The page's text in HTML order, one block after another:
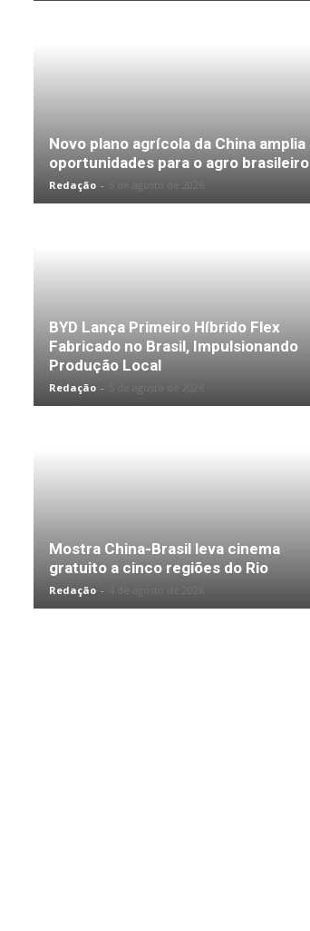
Novo plano agrícola da China amplia
oportunidades para o agro brasileiro
Redação -
BYD Lança Primeiro Híbrido Flex
Fabricado no Brasil, Impulsionando
Produção Local
Redação -
Mostra China-Brasil leva cinema
gratuito a cinco regiões do Rio
Redação -